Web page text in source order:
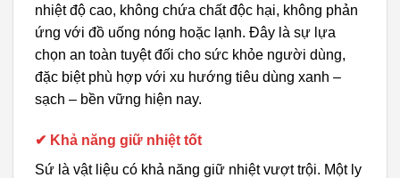
nhiệt độ cao, không chứa chất độc hại, không phản
ứng với đồ uống nóng hoặc lạnh. Đây là sự lựa
chọn an toàn tuyệt đối cho sức khỏe người dùng,
đặc biệt phù hợp với xu hướng tiêu dùng xanh –
sạch – bền vững hiện nay.
✔ Khả năng giữ nhiệt tốt
Sứ là vật liệu có khả năng giữ nhiệt vượt trội. Một ly